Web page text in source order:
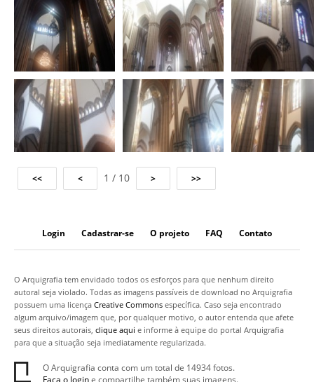
1 / 10
Login Cadastrar-se O projeto FAQ Contato
O Arquigrafia tem envidado todos os esforços para que nenhum direito
autoral seja violado. Todas as imagens passíveis de download no Arquigrafia
possuem uma licença Creative Commons específica. Caso seja encontrado
algum arquivo/imagem que, por qualquer motivo, o autor entenda que afete
seus direitos autorais, clique aqui e informe à equipe do portal Arquigrafia
para que a situação seja imediatamente regularizada.
O Arquigrafia conta com um total de 14934 fotos.
Faça o logine compartilhe também suas imagens.